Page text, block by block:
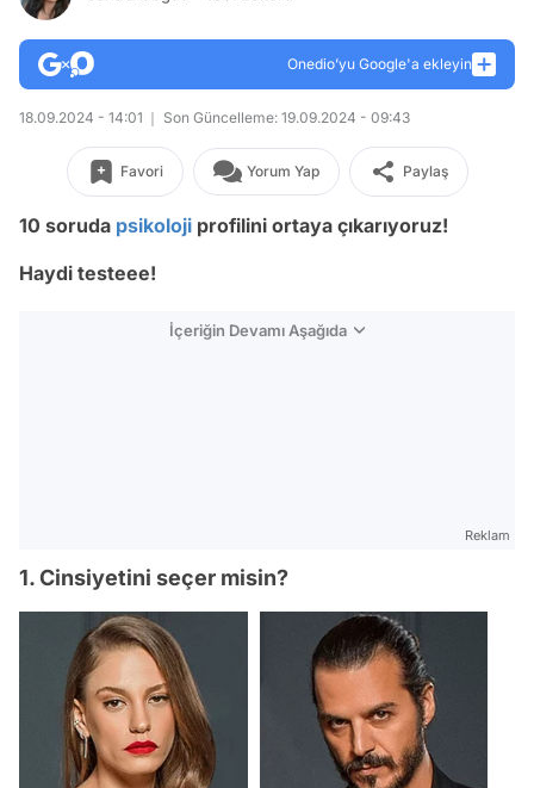
Onedio’yu Google'a ekleyin
18.09.2024 - 14:01 Son Güncelleme: 19.09.2024 - 09:43
Favori Yorum Yap Paylaş
10 soruda psikoloji profilini ortaya çıkarıyoruz!
Haydi testeee!
İçeriğin Devamı Aşağıda
Reklam
1. Cinsiyetini seçer misin?